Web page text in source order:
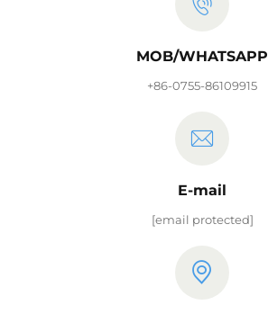
MOB/WHATSAPP
+86-0755-86109915
E-mail
[email protected]